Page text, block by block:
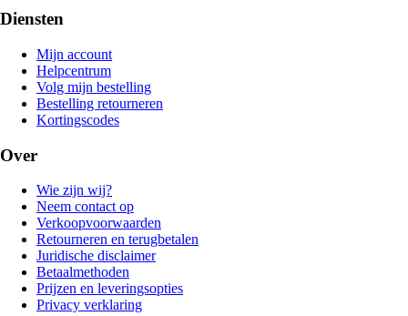
Diensten
Mijn account
Helpcentrum
Volg mijn bestelling
Bestelling retourneren
Kortingscodes
Over
Wie zijn wij?
Neem contact op
Verkoopvoorwaarden
Retourneren en terugbetalen
Juridische disclaimer
Betaalmethoden
Prijzen en leveringsopties
Privacy verklaring